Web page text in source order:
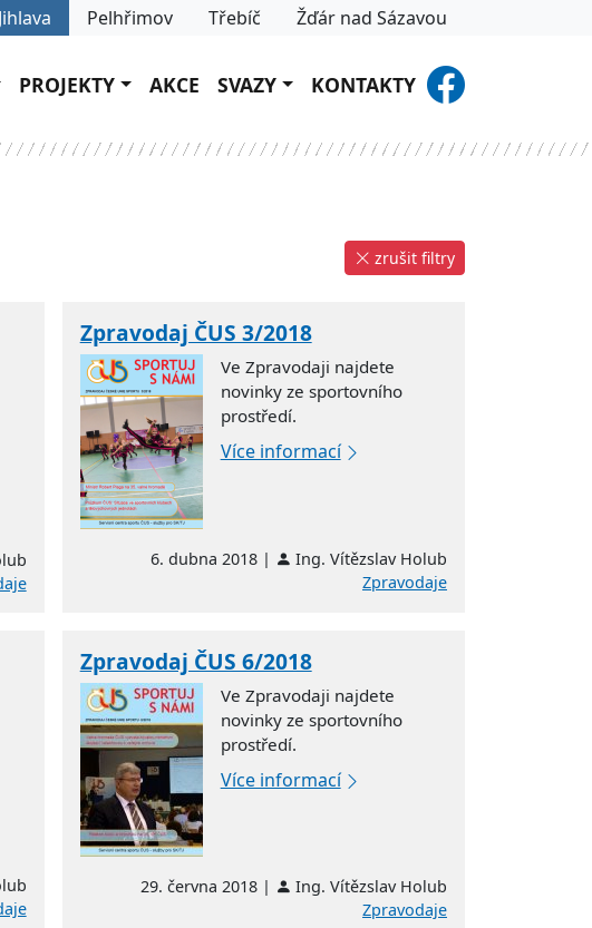
Jihlava Pelhřimov Třebíč Žďár nad Sázavou
PROJEKTY AKCE SVAZY KONTAKTY
zrušit filtry
Zpravodaj ČUS 3/2018
Ve Zpravodaji najdete
novinky ze sportovního
prostředí.
Více informací
6. dubna 2018 |
Ing. Vítězslav Holub
Zpravodaje
Zpravodaj ČUS 6/2018
Ve Zpravodaji najdete
novinky ze sportovního
prostředí.
Více informací
29. června 2018 |
Ing. Vítězslav Holub
Zpravodaje